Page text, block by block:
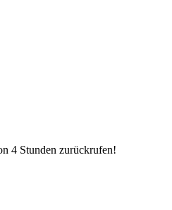
4 Stunden zurückrufen!